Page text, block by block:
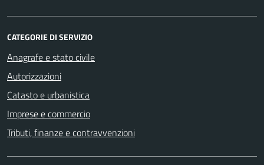
CATEGORIE DI SERVIZIO
Anagrafe e stato civile
Autorizzazioni
Catasto e urbanistica
Imprese e commercio
Tributi, finanze e contravvenzioni